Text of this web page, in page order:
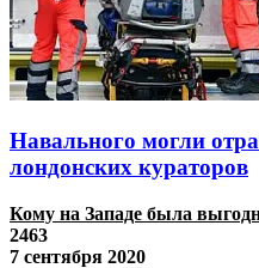
Навального могли
лондонских кураторов
Кому на Западе была
2463
7 сентября 2020